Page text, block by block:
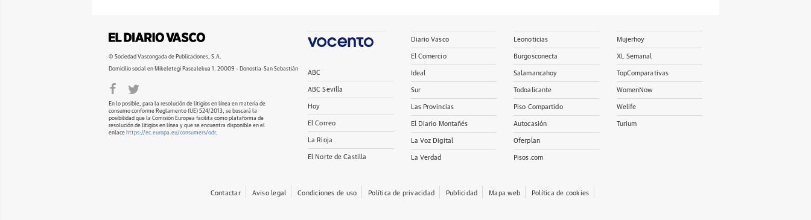
© Sociedad Vascongada de Publicaciones, S.A.
Domicilio social en Mikeletegi Pasealekua 1. 20009 - Donostia-San Sebastián
En lo posible, para la resolución de litigios en línea en materia de
consumo conforme Reglamento (UE) 524/2013, se buscará la
posibilidad que la Comisión Europea facilita como plataforma de
resolución de litigios en línea y que se encuentra disponible en el
enlace https://ec.europa.eu/consumers/odr.
ABC
ABC Sevilla
Hoy
El Correo
La Rioja
El Norte de Castilla
Diario Vasco
El Comercio
Ideal
Sur
Las Provincias
El Diario Montañés
La Voz Digital
La Verdad
Leonoticias
Burgosconecta
Salamancahoy
Todoalicante
Piso Compartido
Autocasión
Oferplan
Pisos.com
Mujerhoy
XL Semanal
TopComparativas
WomenNow
Welife
Turium
Contactar Aviso legal Condiciones de uso Política de privacidad Publicidad Mapa web Política de cookies